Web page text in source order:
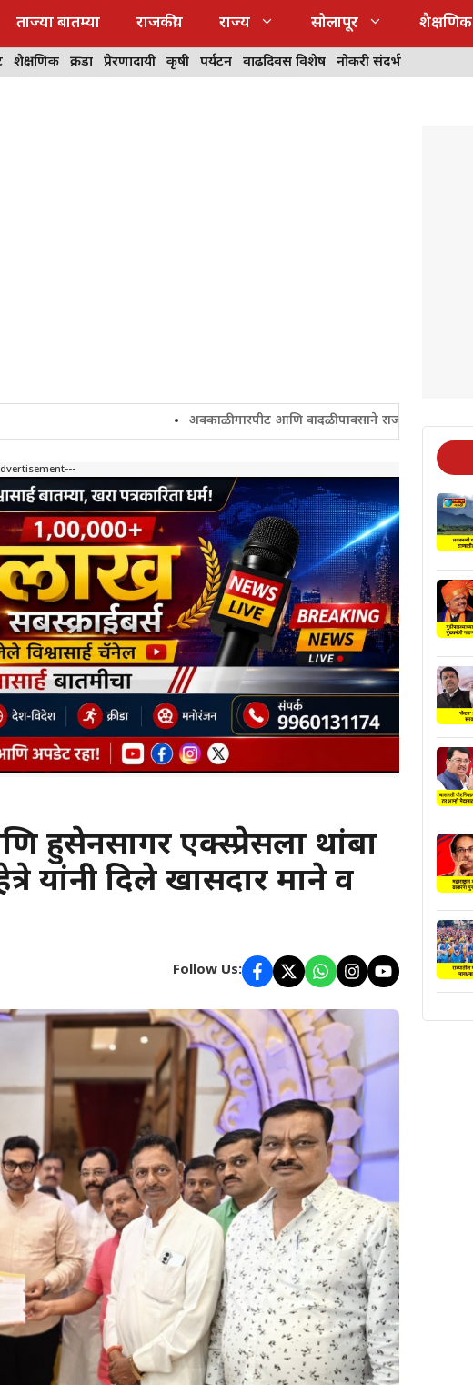
ताज्या बातम्या राजकीय राज्य सोलापूर शैक्षणिक
शैक्षणिक क्रीडा प्रेरणादायी कृषी पर्यटन वाढदिवस विशेष नोकरी संदर्भ
अवकाळी गारपीट आणि वादळी पावसाने राज्यातील शेतकरी चिंतेत !
हुसेनसागर एक्स्प्रेसला थांबा
यांनी दिले खासदार माने व
Follow Us: